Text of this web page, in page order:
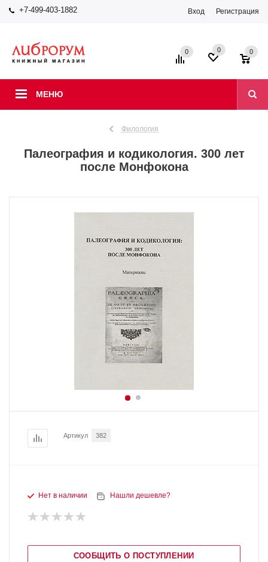
+7-499-403-1882 Вход Регистрация
МЕНЮ
0 0 0
Филология
Палеография и кодикология. 300 лет
после Монфокона
Артикул 382
Нет в наличии Нашли дешевле?
СООБЩИТЬ О ПОСТУПЛЕНИИ